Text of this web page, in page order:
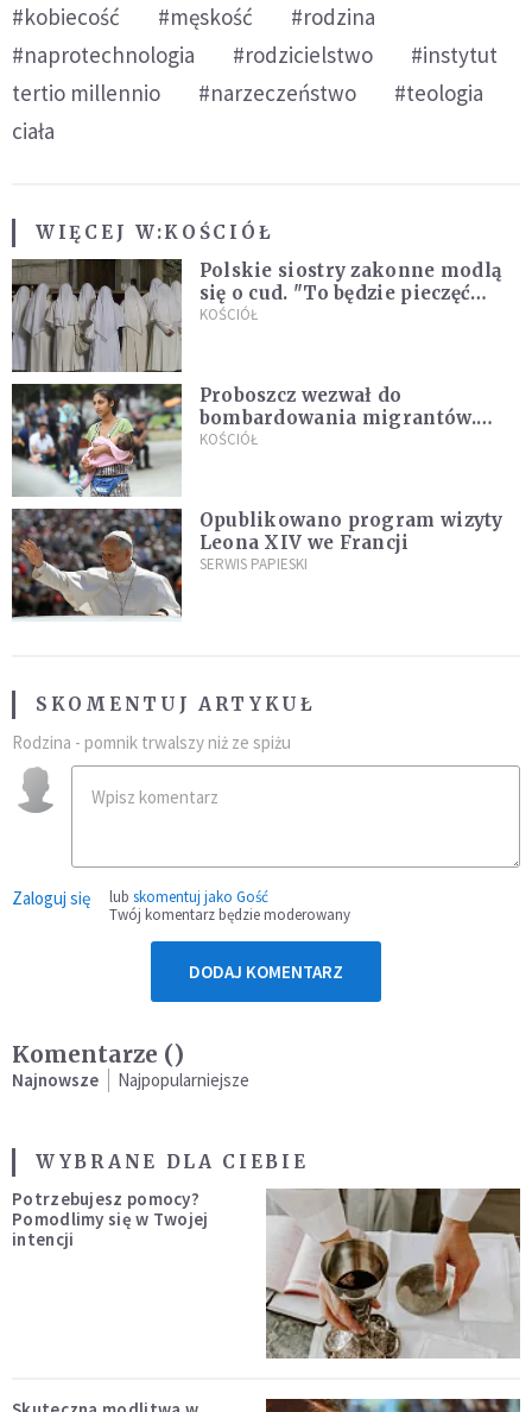
#kobiecość #męskość
#rodzina
#naprotechnologia
#rodzicielstwo
#instytut
tertio millennio
#narzeczeństwo
#teologia
ciała
WIĘCEJ W:KOŚCIÓŁ
Polskie siostry zakonne modlą
się o cud. "To będzie pieczęć
Pana Boga dla naszej wiary"
KOŚCIÓŁ
Proboszcz wezwał do
bombardowania migrantów.
"Masowy ogień przeciwko
KOŚCIÓŁ
Opublikowano program wizyty
Leona XIV we Francji
SERWIS PAPIESKI
SKOMENTUJ ARTYKUŁ
Rodzina - pomnik trwalszy niż ze spiżu
Zaloguj się lub skomentuj jako Gość
Twój komentarz będzie moderowany
DODAJ KOMENTARZ
Komentarze ()
Najnowsze Najpopularniejsze
WYBRANE DLA CIEBIE
Potrzebujesz pomocy?
Pomodlimy się w Twojej
intencji